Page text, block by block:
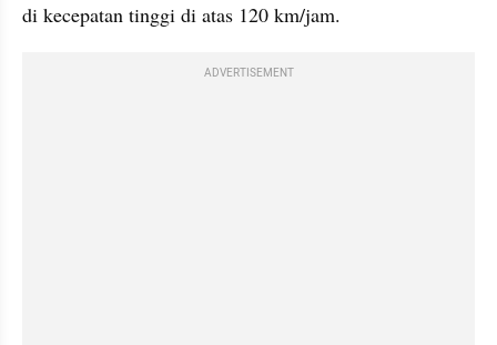
di kecepatan tinggi di atas 120 km/jam.
ADVERTISEMENT